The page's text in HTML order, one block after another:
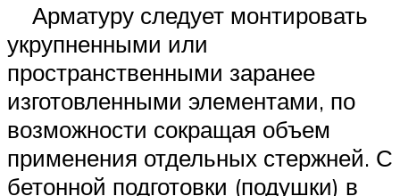
Арматуру следует монтировать
укрупненными или
пространственными заранее
изготовленными элементами, по
возможности сокращая объем
применения отдельных стержней. С
бетонной подготовки (подушки) в